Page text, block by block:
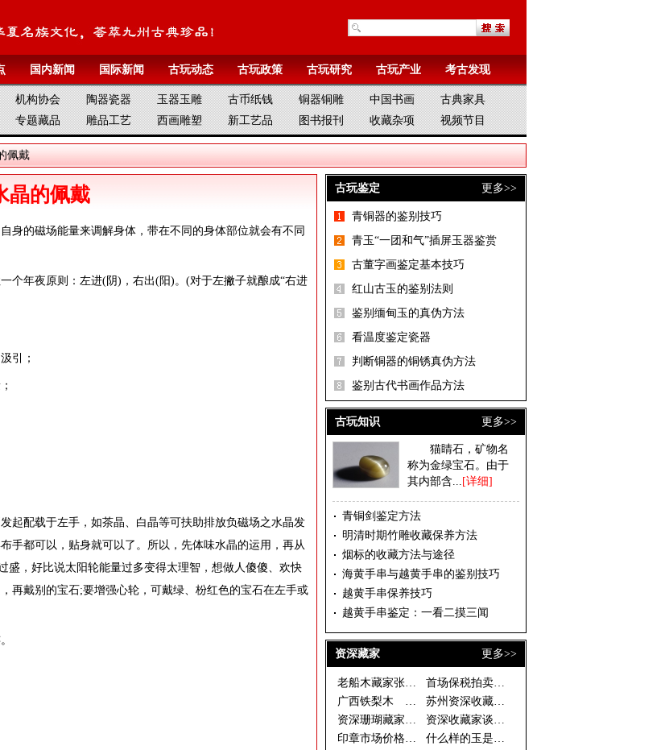
国内新闻 国际新闻 古玩动态 古玩政策 古玩研究 古玩产业 考古发现
机构协会 陶器瓷器 玉器玉雕 古币纸钱 铜器铜雕 中国书画
古典家具
专题藏品 雕品工艺 西画雕塑 新工艺品 图书报刊 收藏杂项 视频节目
佩戴
晶的佩戴
身的磁场能量来调解身体，带在不同的身体部位就会有不同
个年夜原则：左进(阴)，右出(阳)。(对于左撇子就酿成“右进
引；
起配载于左手，如茶晶、白晶等可扶助排放负磁场之水晶发
手都可以，贴身就可以了。所以，先体味水晶的运用，再从
盛，好比说太阳轮能量过多变得太理智，想做人傻傻、欢快
再戴别的宝石;要增强心轮，可戴绿、枌红色的宝石在左手或
更多>>
古玩鉴定
青铜器的鉴别技巧
青玉“一团和气”插屏玉器鉴赏
古董字画鉴定基本技巧
红山古玉的鉴别法则
鉴别缅甸玉的真伪方法
看温度鉴定瓷器
判断铜器的铜锈真伪方法
鉴别古代书画作品方法
更多>>
古玩知识
猫睛石，矿物名
称为金绿宝石。由于
其内部含... [详细]
青铜剑鉴定方法
明清时期竹雕收藏保养方法
烟标的收藏方法与途径
海黄手串与越黄手串的鉴别技巧
越黄手串保养技巧
越黄手串鉴定：一看二摸三闻
更多>>
资深藏家
老船木藏家张有峰
首场保税拍卖落幕 西洋座钟银器
广西铁梨木 古拙淳朴藏价值
苏州资深收藏家温故轩谈收藏之二
资深珊瑚藏家说法
资深收藏家谈如何慧眼捡漏 一幅
印章市场价格倒挂 资深藏家期待
什么样的玉是好玉 资深藏家眼中